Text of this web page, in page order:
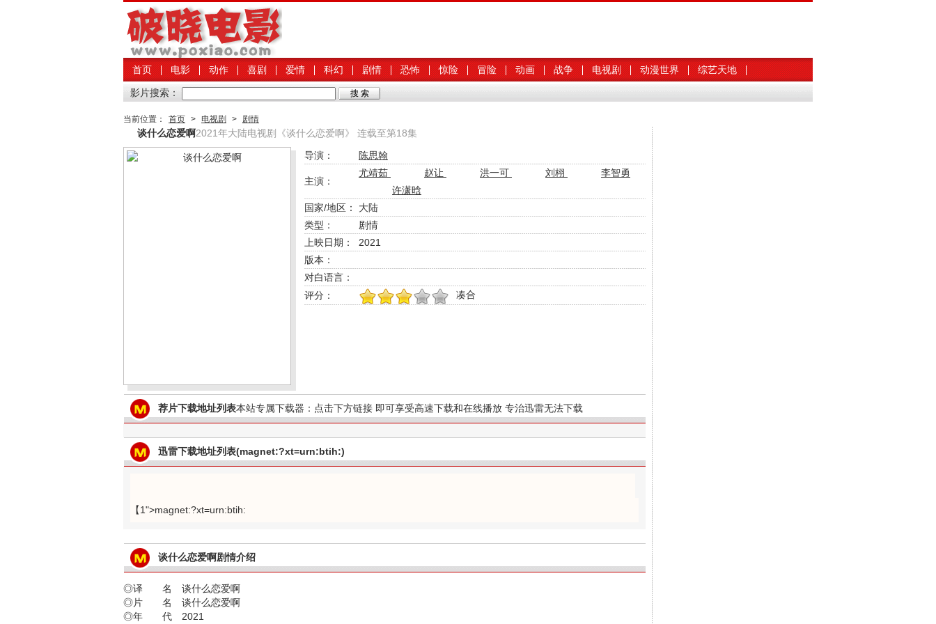
首页 电影 动作 喜剧 爱情 科幻 剧情 恐怖 惊险 冒险 动画 战争 电视剧 动漫世界 综艺天地
影片搜索：
当前位置： 首页 > 电视剧 > 剧情
谈什么恋爱啊2021年大陆电视剧《谈什么恋爱啊》 连载至第18集
导演：
陈思翰
主演：
尤靖茹 赵让 洪一可 刘栩
李智勇
许潇晗
国家/地区：
大陆
类型：
剧情
上映日期：
2021
版本：
对白语言：
评分：1 3 4 5 凑合
荐片下载地址列表本站专属下载器：点击下方链接 即可享受高速下载和在线播放 专治迅雷无法下载
迅雷下载地址列表(magnet:?xt=urn:btih:)
【1">magnet:?xt=urn:btih:
谈什么恋爱啊剧情介绍
◎译 名 谈什么恋爱啊
◎片 名 谈什么恋爱啊
◎年 代 2021